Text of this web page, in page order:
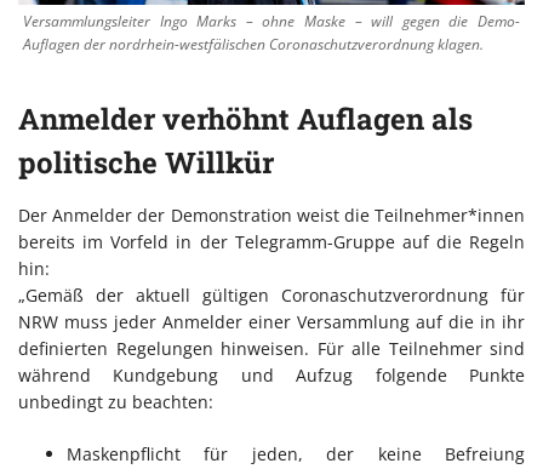
Versammlungsleiter Ingo Marks – ohne Maske – will gegen die Demo-
Auflagen der nordrhein-westfälischen Coronaschutzverordnung klagen.
Anmelder verhöhnt Auflagen als
politische Willkür
Der Anmelder der Demonstration weist die Teilnehmer*innen
bereits im Vorfeld in der Telegramm-Gruppe auf die Regeln
hin:
„Gemäß der aktuell gültigen Coronaschutzverordnung für
NRW muss jeder Anmelder einer Versammlung auf die in ihr
definierten Regelungen hinweisen. Für alle Teilnehmer sind
während Kundgebung und Aufzug folgende Punkte
unbedingt zu beachten:
Maskenpflicht für jeden, der keine Befreiung